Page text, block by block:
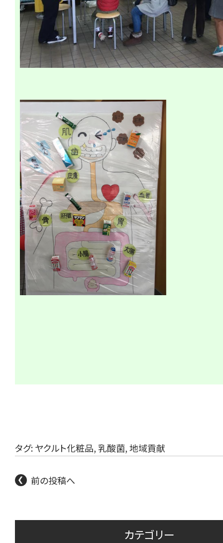
タグ:ヤクルト化粧品, 乳酸菌,地域貢献
前の投稿へ
カテゴリー